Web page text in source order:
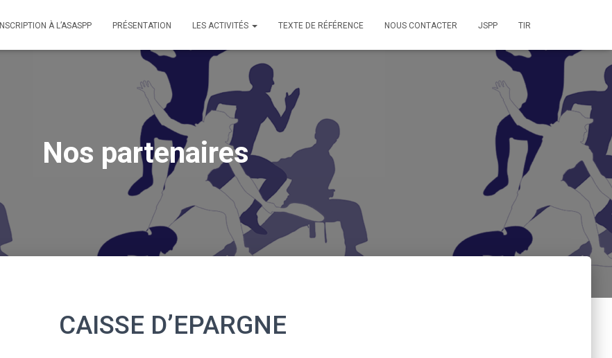
INSCRIPTION À L’ASASPP PRÉSENTATION LES ACTIVITÉS TEXTE DE RÉFÉRENCE NOUS CONTACTER JSPP TIR
Nos partenaires
CAISSE D’EPARGNE